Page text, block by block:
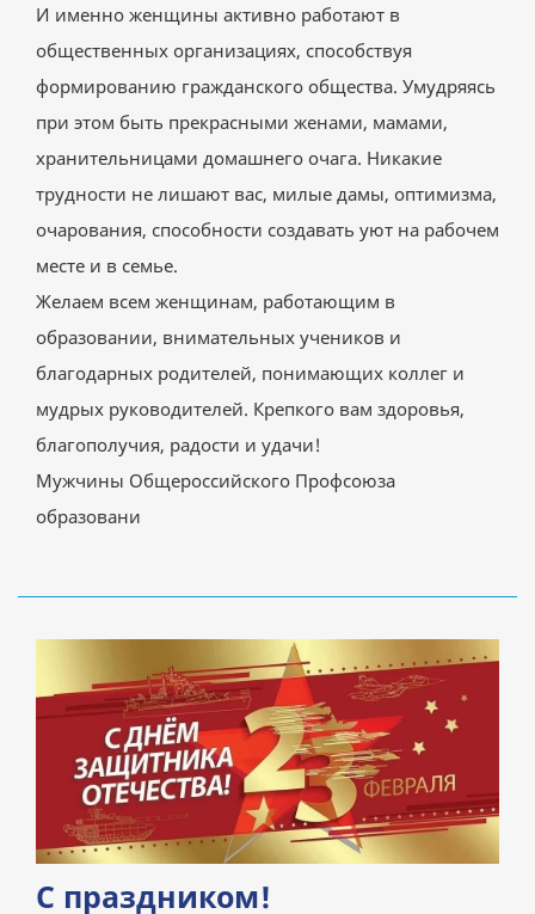
И именно женщины активно работают в
общественных организациях, способствуя
формированию гражданского общества. Умудряясь
при этом быть прекрасными женами, мамами,
хранительницами домашнего очага. Никакие
трудности не лишают вас, милые дамы, оптимизма,
очарования, способности создавать уют на рабочем
месте и в семье.
Желаем всем женщинам, работающим в
образовании, внимательных учеников и
благодарных родителей, понимающих коллег и
мудрых руководителей. Крепкого вам здоровья,
благополучия, радости и удачи!
Мужчины Общероссийского Профсоюза
образовани
С праздником!